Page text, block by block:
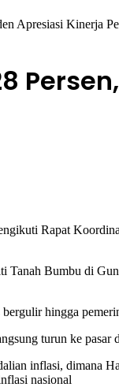
Apresiasi Kinerja
Rapat
Tanah Bumbu di
hingga
turun ke pasar
inflasi, dimana
nasional